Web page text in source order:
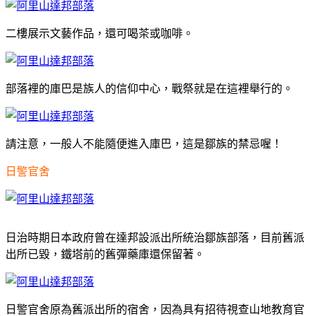
二樓展示文藝作品，還可喝茶或咖啡。
部落裡的庫巴是族人的信仰中心，戰祭就是在這裡舉行的。
請注意，一般人不能隨便進入庫巴，這是鄒族的禁忌喔！
日警官舍
日治時期日本政府曾在達邦設派出所統治鄒族部落，目前舊派
出所已毀，鐵塔前的舊彈藥庫還保留著。
日警官舍原為舊派出所的宿舍，因為具有招待視查山地教育官